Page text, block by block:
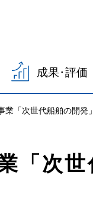
成果･評価
業「次世代船舶の開発
「次